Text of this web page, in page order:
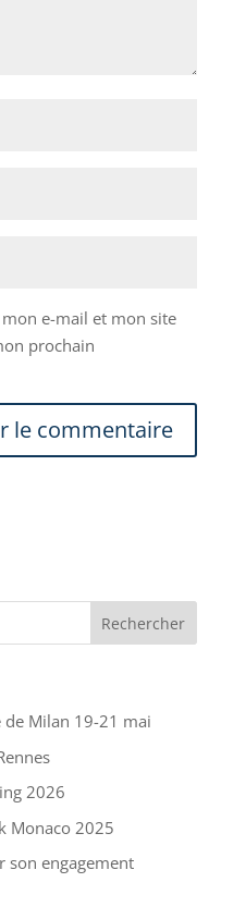
e-mail et mon site
prochain
de Milan 19-21 mai
2026
Monaco 2025
son engagement